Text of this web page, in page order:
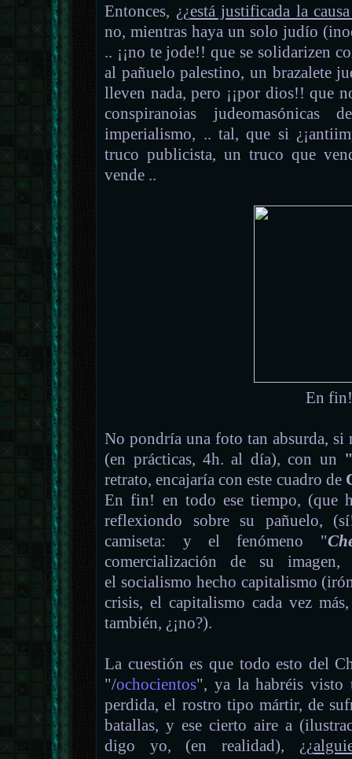
Entonces, ¿¿está justificada la
no, mientras haya un solo judío
.. ¡¡no te jode!! que se solidarizen
al pañuelo palestino, un brazalete
lleven nada, pero ¡¡por dios!! que
conspiranoias
imperialismo, .. tal, que si
truco publicista, un truco que
vende ..
En
No pondría una foto tan absurda,
(en prácticas, 4h. al día), con un
retrato, encajaría con este cuadro de
En fin! en todo ese tiempo, (que
reflexiondo sobre su pañuelo,
camiseta: y el fenómeno "
comercialización de su
el socialismo hecho capitalismo
crisis, el capitalismo cada vez
también, ¿¡no?).
La cuestión es que todo esto del
"/ochocientos", ya la habréis visto
perdida, el rostro tipo mártir, de
batallas, y ese cierto aire a
digo yo, (en realidad), ¿¿